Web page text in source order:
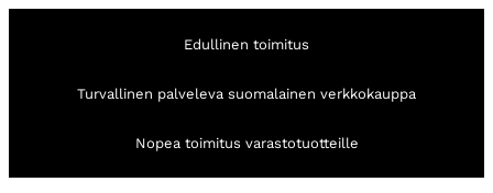
Edullinen toimitus
Turvallinen palveleva suomalainen verkkokauppa
Nopea toimitus varastotuotteille